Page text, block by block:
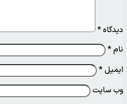
دیدگاه*
نام*
ایمیل*
وب‌ سایت